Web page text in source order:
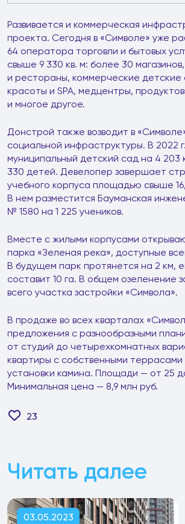
Развивается и коммерческая
проекта. Сегодня в «Символе» уже
64 оператора торговли и бытовых
свыше 9 330 кв. м: более 30
и рестораны, коммерческие детские
красоты и SPA, медцентры,
и многое другое.
Донстрой также возводит в
социальной инфраструктуры. В 2022
муниципальный детский сад на 4 203
330 детей. Девелопер завершает
учебного корпуса площадью свыше
В нем разместится Бауманская
№ 1580 на 1 225 учеников.
Вместе с жилыми корпусами
парка «Зеленая река», доступные
В будущем парк протянется на 2 км,
составит 10 га. В общем озеленение
всего участка застройки «Символа».
В продаже во всех кварталах
предложения с разнообразными
от студий до четырехкомнатных
квартиры с собственными террасами
установки камина. Площади — от 25 до
Минимальная цена — 8,9 млн руб.
23
Читать далее
03.05.2023